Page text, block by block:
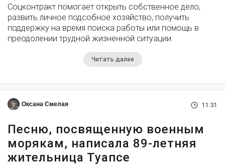
Соцконтракт помогает открыть собственное дело,
развить личное подсобное хозяйство, получить
поддержку на время поиска работы или помощь в
преодолении трудной жизненной ситуации.
Читать далее
Оксана Смелая 11:31
Песню, посвященную военным
морякам, написала 89-летняя
жительница Туапсе